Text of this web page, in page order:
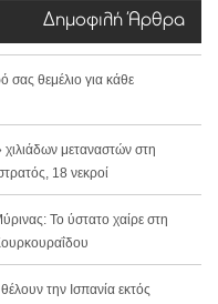
Δημοφιλή Άρθρα
σας θεμέλιο για κάθε
μεταναστών στη
18 νεκροί
Το ύστατο χαίρε στη
την Ισπανία εκτός